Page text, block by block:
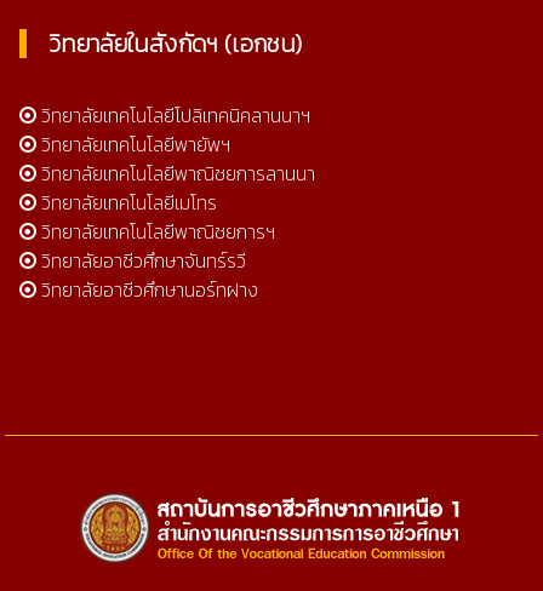
วิทยาลัยในสังกัดฯ (เอกชน)
วิทยาลัยเทคโนโลยีโปลิเทคนิคลานนาฯ
วิทยาลัยเทคโนโลยีพายัพฯ
วิทยาลัยเทคโนโลยีพาณิชยการลานนา
วิทยาลัยเทคโนโลยีเมโทร
วิทยาลัยเทคโนโลยีพาณิชยการฯ
วิทยาลัยอาชีวศึกษาจันทร์รวี
วิทยาลัยอาชีวศึกษานอร์ทฝาง